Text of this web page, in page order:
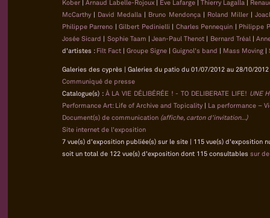
Kober |Arnaud Labelle-Rojoux | Eve Lafarge |Thierry Lagalla |
McCarthy | David Medalla | Bruno Mendonça | Roland Miller |
Philippe Parreno |Gilbert Pedinielli | Charles Pennequin | Philippe
Josée Sicard | Sophie Taam | Jean-Paul Thenot | Bernard Tréal |
d'artistes : Filt Fact | Groupe Signe | Guignol's band | Mass Moving |
Galeries des cyprès | Galeries du patio du 01/07/2012 au 28/10/
Communiqué de presse
Catalogue(s) : À LA VIE DÉLIBÉRÉE ! - TO DELIBERATE LIFE! UNE
Performance Art: Life of Archive and Topicality | La performance –
Document(s) de communication (affiche, carton d'invitation...)
Site internet de l'exposition
7 vue(s) d'exposition publiée(s) sur le site | 115 vue(s) d'exposition
soit un total de 122 vue(s) d'exposition dont 115 consultables sur